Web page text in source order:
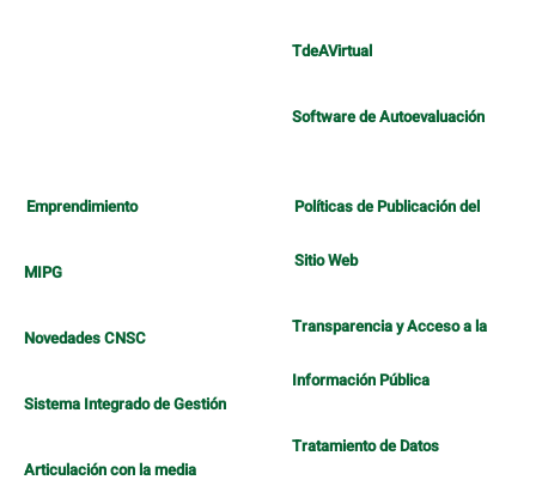
TdeAVirtual
Software de Autoevaluación
Emprendimiento
MIPG
Novedades CNSC
Sistema Integrado de Gestión
Articulación con la media
Políticas de Publicación del
Sitio Web
Transparencia y Acceso a la
Información Pública
Tratamiento de Datos